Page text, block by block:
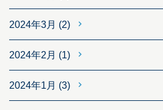
2024年3月 (2)
2024年2月 (1)
2024年1月 (3)